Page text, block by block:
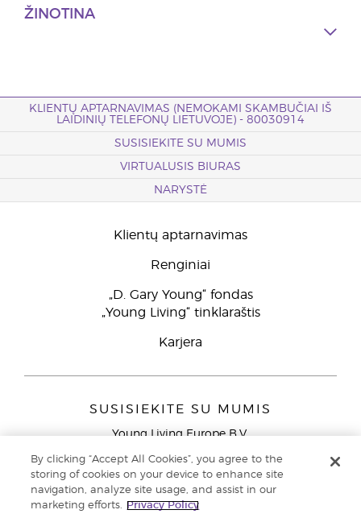
ŽINOTINA
KLIENTŲ APTARNAVIMAS (NEMOKAMI SKAMBUČIAI IŠ
LAIDINIŲ TELEFONŲ LIETUVOJE) - 80030914
SUSISIEKITE SU MUMIS
VIRTUALUSIS BIURAS
NARYSTĖ
Klientų aptarnavimas
Renginiai
„D. Gary Young“ fondas
„Young Living“ tinklaraštis
Karjera
SUSISIEKITE SU MUMIS
Young Living Europe B.V.
9727 AJ Groningen
Klientų aptarnavimas (nemokami skambučiai iš laidinių
By clicking “Accept All Cookies”, you agree to the
storing of cookies on your device to enhance site
navigation, analyze site usage, and assist in our
marketing efforts.
Privacy Policy